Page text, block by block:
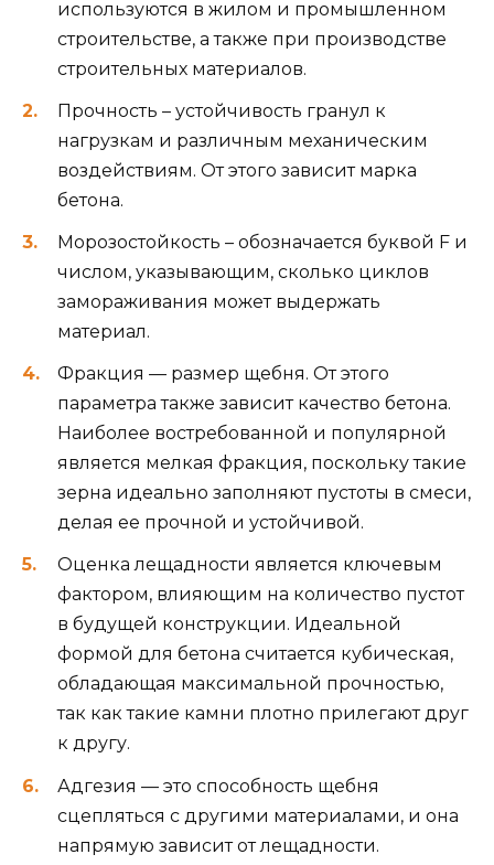
используются в жилом и промышленном
строительстве, а также при производстве
строительных материалов.
Прочность – устойчивость гранул к
нагрузкам и различным механическим
воздействиям. От этого зависит марка
бетона.
Морозостойкость – обозначается буквой F и
числом, указывающим, сколько циклов
замораживания может выдержать
материал.
Фракция — размер щебня. От этого
параметра также зависит качество бетона.
Наиболее востребованной и популярной
является мелкая фракция, поскольку такие
зерна идеально заполняют пустоты в смеси,
делая ее прочной и устойчивой.
Оценка лещадности является ключевым
фактором, влияющим на количество пустот
в будущей конструкции. Идеальной
формой для бетона считается кубическая,
обладающая максимальной прочностью,
так как такие камни плотно прилегают друг
к другу.
Адгезия — это способность щебня
сцепляться с другими материалами, и она
напрямую зависит от лещадности.